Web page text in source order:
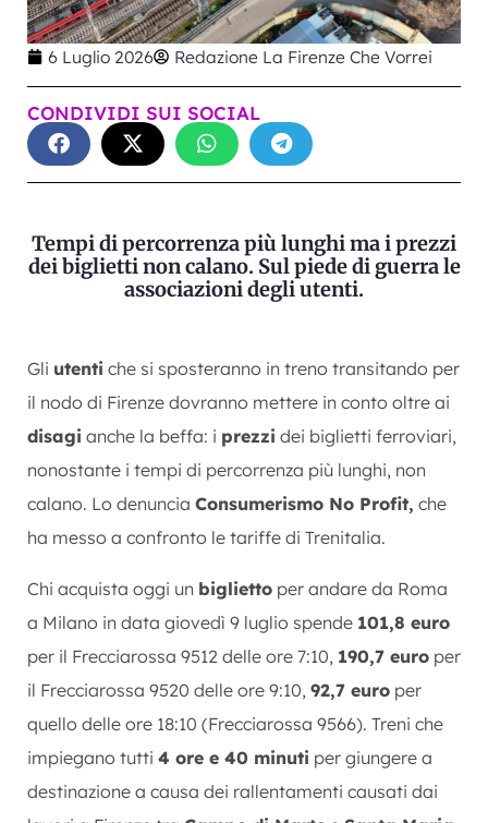
6 Luglio 2026 Redazione La Firenze Che Vorrei
CONDIVIDI SUI SOCIAL
Tempi di percorrenza più lunghi ma i prezzi
dei biglietti non calano. Sul piede di guerra le
associazioni degli utenti.
Gli utenti che si sposteranno in treno transitando per
il nodo di Firenze dovranno mettere in conto oltre ai
disagi anche la beffa: i prezzi dei biglietti ferroviari,
nonostante i tempi di percorrenza più lunghi, non
calano. Lo denuncia Consumerismo No Profit, che
ha messo a confronto le tariffe di Trenitalia.
Chi acquista oggi un biglietto per andare da Roma
a Milano in data giovedì 9 luglio spende 101,8 euro
per il Frecciarossa 9512 delle ore 7:10, 190,7 euro per
il Frecciarossa 9520 delle ore 9:10, 92,7 euro per
quello delle ore 18:10 (Frecciarossa 9566). Treni che
impiegano tutti 4 ore e 40 minuti per giungere a
destinazione a causa dei rallentamenti causati dai